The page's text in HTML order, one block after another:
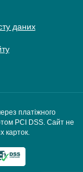
даних
платіжного
PCI DSS. Сайт не
карток.